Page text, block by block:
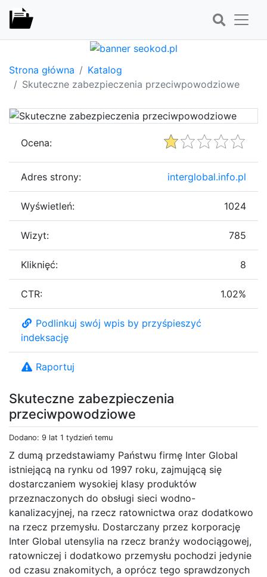
Strona główna
Katalog
Skuteczne zabezpieczenia przeciwpowodziowe
Skuteczne zabezpieczenia
przeciwpowodziowe
Dodano: 9 lat 1 tydzień temu
Z dumą przedstawiamy Państwu firmę Inter Global
istniejącą na rynku od 1997 roku, zajmującą się
dostarczaniem wysokiej klasy produktów
przeznaczonych do obsługi sieci wodno-
kanalizacyjnej, na rzecz ratownictwa oraz dodatkowo
na rzecz przemysłu. Dostarczany przez korporację
Inter Global utensylia na rzecz branży wodociągowej,
ratowniczej i dodatkowo przemysłu pochodzi jedynie
od czasu znakomitych, a oprócz tego sprawdzonych
Ocena:
Adres strony: interglobal.info.pl
Wyświetleń: 1024
Wizyt: 785
Kliknięć: 8
CTR: 1.02%
Podlinkuj swój wpis by przyśpieszyć
indeksację
Raportuj